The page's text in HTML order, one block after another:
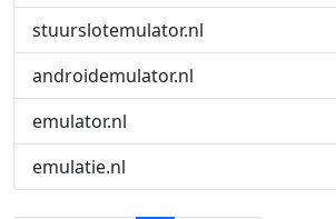
stuurslotemulator.nl
androidemulator.nl
emulator.nl
emulatie.nl